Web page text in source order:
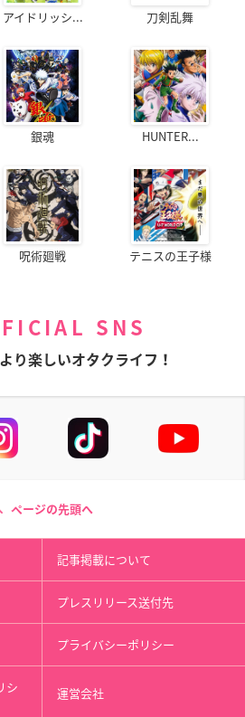
アイドリッシ... 刀剣乱舞
銀魂 HUNTER...
呪術廻戦 テニスの王子様
SNS
り楽しいオタクライフ！
ページの先頭へ
記事掲載について
プレスリリース送付先
プライバシーポリシー
シ 運営会社